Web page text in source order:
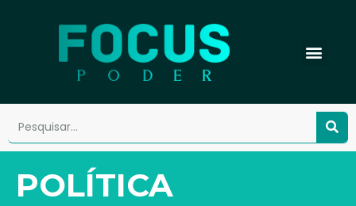
POLÍTICA